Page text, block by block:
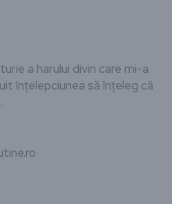
a harului divin care mi-a
înțelepciunea să înțeleg că